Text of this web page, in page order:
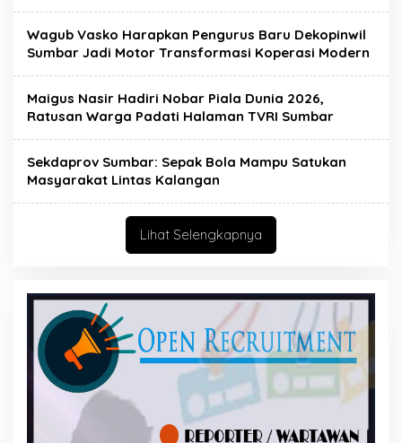
Wagub Vasko Harapkan Pengurus Baru Dekopinwil
Sumbar Jadi Motor Transformasi Koperasi Modern
Maigus Nasir Hadiri Nobar Piala Dunia 2026,
Ratusan Warga Padati Halaman TVRI Sumbar
Sekdaprov Sumbar: Sepak Bola Mampu Satukan
Masyarakat Lintas Kalangan
Lihat Selengkapnya